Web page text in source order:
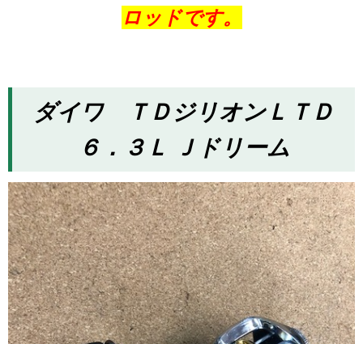
ロッドです。
ダイワ ＴＤジリオンＬＴＤ
６．３Ｌ Ｊドリーム